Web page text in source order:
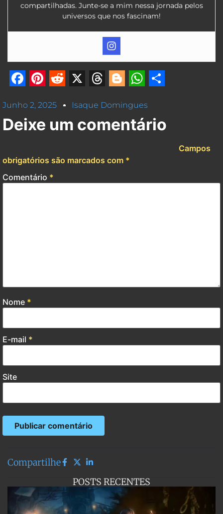
compartilhadas. Junte-se a mim nessa jornada pelos
universos que nos fascinam!
Junho 2, 2025 Isaque Domingues
Deixe um comentário
Campos
obrigatórios são marcados com *
Comentário *
Nome *
E-mail *
Site
Compartilhe
POSTS RECENTES